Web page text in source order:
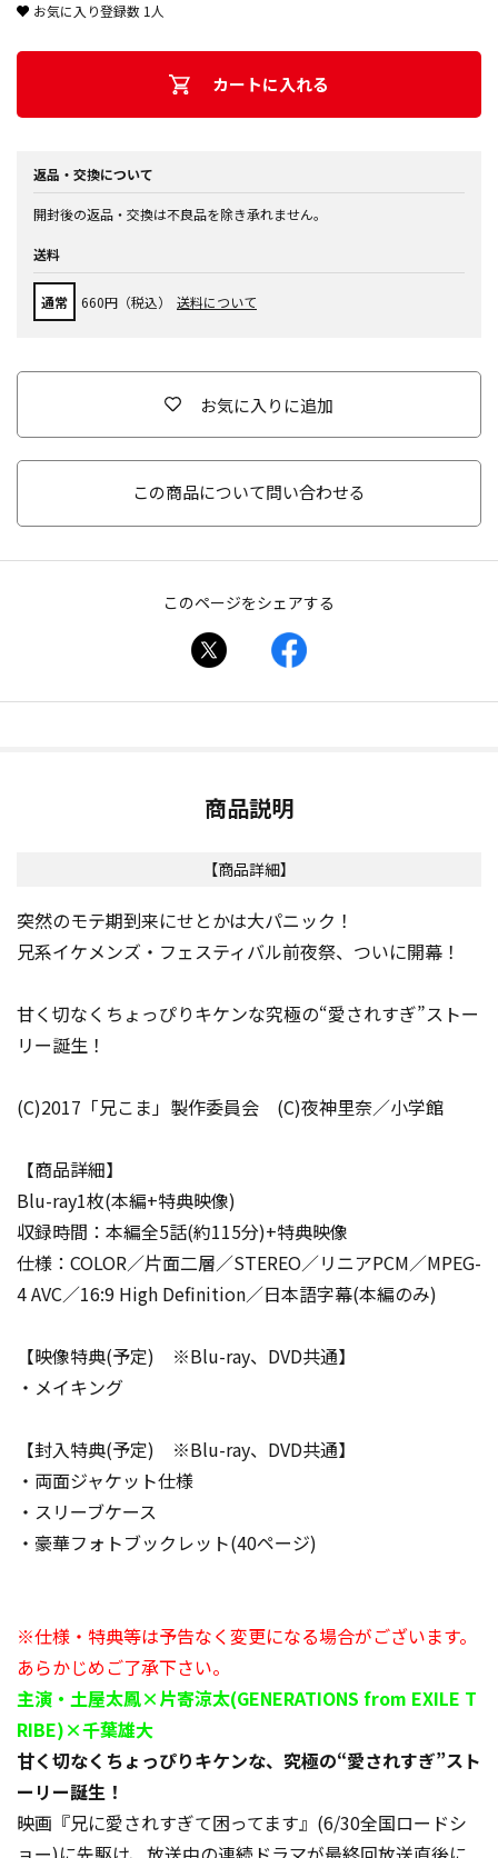
お気に入り登録数 1 人
カートに入れる
返品・交換について
開封後の返品・交換は不良品を除き承れません。
送料
通常 660円（税込） 送料について
お気に入りに追加
この商品について問い合わせる
このページをシェアする
商品説明
【商品詳細】
突然のモテ期到来にせとかは大パニック！
兄系イケメンズ・フェスティバル前夜祭、ついに開幕！
甘く切なくちょっぴりキケンな究極の“愛されすぎ”ストー
リー誕生！
(C)2017「兄こま」製作委員会 (C)夜神里奈／小学館
【商品詳細】
Blu-ray1枚(本編+特典映像)
収録時間：本編全5話(約115分)+特典映像
仕様：COLOR／片面二層／STEREO／リニアPCM／MPEG-
4 AVC／16:9 High Definition／日本語字幕(本編のみ)
【映像特典(予定) ※Blu-ray、DVD共通】
・メイキング
【封入特典(予定) ※Blu-ray、DVD共通】
・両面ジャケット仕様
・スリーブケース
・豪華フォトブックレット(40ページ)
※仕様・特典等は予告なく変更になる場合がございます。
あらかじめご了承下さい。
主演・土屋太鳳×片寄涼太(GENERATIONS from EXILE T
RIBE)×千葉雄大
甘く切なくちょっぴりキケンな、究極の“愛されすぎ”スト
ーリー誕生！
映画『兄に愛されすぎて困ってます』(6/30全国ロードシ